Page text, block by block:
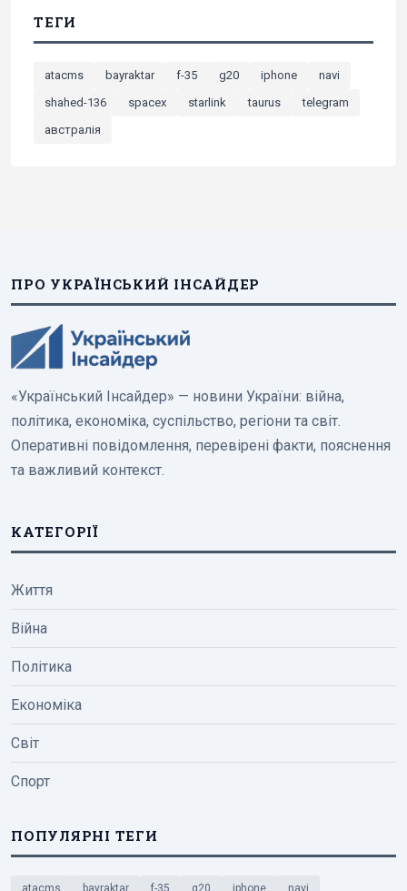
ТЕГИ
atacms bayraktar f-35 g20 iphone
navi
shahed-136
spacex starlink taurus
telegram
австралія
ПРО УКРАЇНСЬКИЙ ІНСАЙДЕР
«Український Інсайдер» — новини України: війна,
політика, економіка, суспільство, регіони та світ.
Оперативні повідомлення, перевірені факти, пояснення
та важливий контекст.
КАТЕГОРІЇ
Життя
Війна
Політика
Економіка
Світ
Спорт
ПОПУЛЯРНІ ТЕГИ